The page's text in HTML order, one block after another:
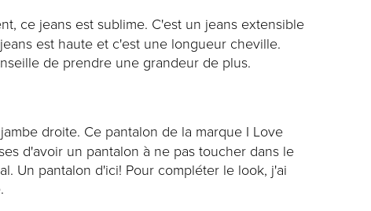
ce jeans est sublime. C'est un jeans extensible
est haute et c'est une longueur cheville.
de prendre une grandeur de plus.
droite. Ce pantalon de la marque I Love
d'avoir un pantalon à ne pas toucher dans le
Un pantalon d'ici! Pour compléter le look, j'ai